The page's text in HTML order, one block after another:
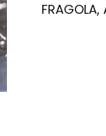
FRAGOLA,